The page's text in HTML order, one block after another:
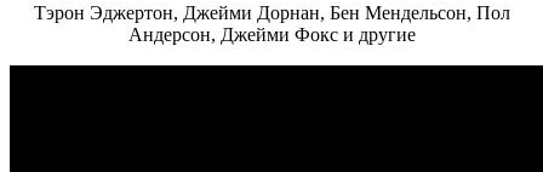
Тэрон Эджертон, Джейми Дорнан, Бен Мендельсон, Пол
Андерсон, Джейми Фокс и другие